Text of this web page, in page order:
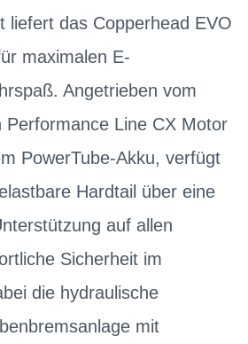
liefert das Copperhead EVO
maximalen E-
Angetrieben vom
Performance Line CX Motor
PowerTube-Akku, verfügt
Hardtail über eine
auf allen
Sicherheit im
die hydraulische
mit